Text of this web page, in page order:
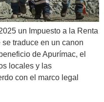
un Impuesto a la Renta
traduce en un canon
de Apurímac, el
locales y las
con el marco legal